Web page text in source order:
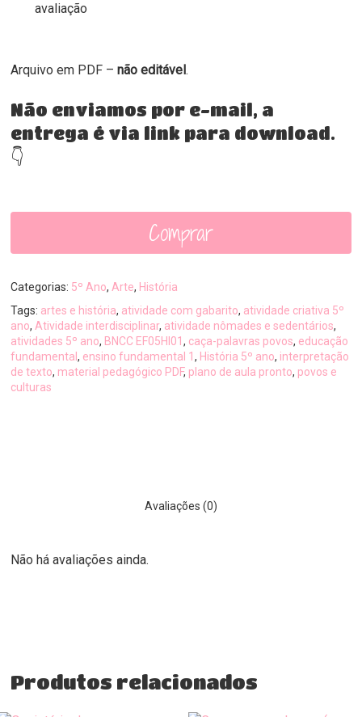
avaliação
Arquivo em PDF –não editável.
Não enviamos por e-mail, a
entrega é via link para download.
👇
Comprar
Categorias: 5º Ano,Arte, História
Tags: artes e história, atividade com gabarito, atividade criativa 5º
ano,Atividade interdisciplinar, atividade nômades e sedentários,
atividades 5º ano, BNCC EF05HI01, caça-palavras povos, educação
fundamental, ensino fundamental 1, História 5º ano, interpretação
de texto, material pedagógico PDF, plano de aula pronto, povos e
culturas
Avaliações (0)
Não há avaliações ainda.
Produtos relacionados